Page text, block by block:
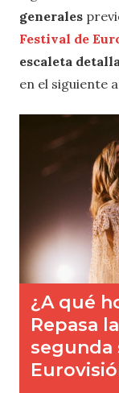
generales
Festival de
escaleta
en el siguiente